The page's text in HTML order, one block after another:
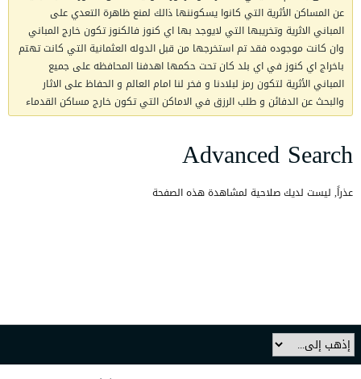
عن المساكن الأثرية التي كانوا يسكوننها ذالك لمنع ظاهرة التعدي على
المباني الاثرية وتخريبها التي لايوجد بها اي كنوز فالكنوز تكون خارج المباني
وان كانت موجوده فقد تم استخرجها من قبل الدوله العثمانية التي كانت تهتم
باخراج اي كنوز في اي بلد كان تحت حكمها اهدفنا المحافظه على جميع
المباني الأثرية لتكون رمز لبلادنا و فخر لنا امام العالم و الحفاظ على الاثار
والبحث عن الدفائن و طلب الرزق في الاماكن التي تكون خارج مساكن القدماء
Advanced Search
عذراً, ليست لديك صلاحية لمشاهدة هذه الصفحة